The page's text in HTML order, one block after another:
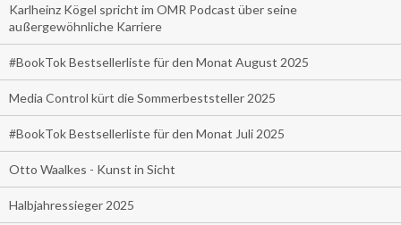
Karlheinz Kögel spricht im OMR Podcast über seine
außergewöhnliche Karriere
#BookTok Bestsellerliste für den Monat August 2025
Media Control kürt die Sommerbeststeller 2025
#BookTok Bestsellerliste für den Monat Juli 2025
Otto Waalkes - Kunst in Sicht
Halbjahressieger 2025